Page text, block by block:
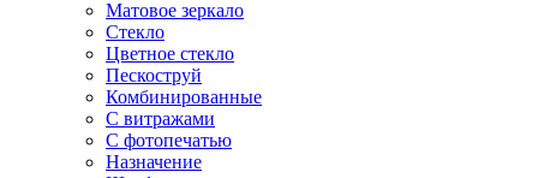
Матовое зеркало
Стекло
Цветное стекло
Пескоструй
Комбинированные
С витражами
С фотопечатью
Назначение